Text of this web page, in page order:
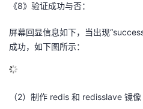
《8》验证成功与否：
屏幕回显信息如下，当出现
成功，如下图所示：
（2）制作 redis 和 redisslave 镜像